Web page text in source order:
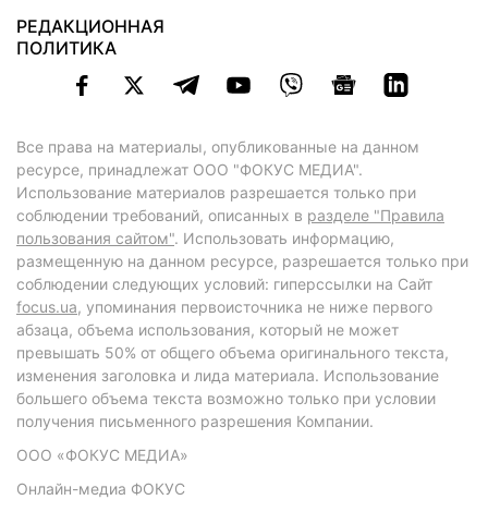
РЕДАКЦИОННАЯ
ПОЛИТИКА
Все права на материалы, опубликованные на данном
ресурсе, принадлежат ООО "ФОКУС МЕДИА".
Использование материалов разрешается только при
соблюдении требований, описанных в разделе "Правила
пользования сайтом". Использовать информацию,
размещенную на данном ресурсе, разрешается только при
соблюдении следующих условий: гиперссылки на Сайт
focus.ua, упоминания первоисточника не ниже первого
абзаца, объема использования, который не может
превышать 50% от общего объема оригинального текста,
изменения заголовка и лида материала. Использование
большего объема текста возможно только при условии
получения письменного разрешения Компании.
ООО «ФОКУС МЕДИА»
Онлайн-медиа ФОКУС